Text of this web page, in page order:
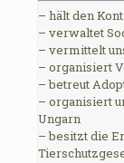
– hält den
– verwaltet
– vermittelt
– organisiert
– betreut
– organisiert
Ungarn
– besitzt die